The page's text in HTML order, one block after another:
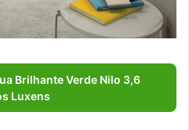
Brilhante Verde Nilo 3,6
Luxens